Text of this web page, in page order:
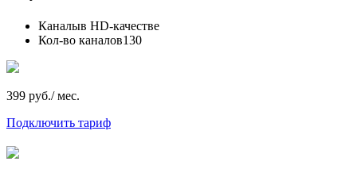
Каналыв HD-качестве
Кол-во каналов130
399 руб./ мес.
Подключить тариф